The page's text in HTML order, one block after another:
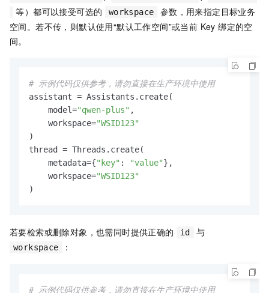
等）都可以接受可选的 workspace
参数，用来指定目标业务
空间。若不传，则默认使用“默认工作空间”或当前 Key 绑定的空
间。
# 示例代码仅供参考，请勿直接在生产环境中使用
assistant = Assistants.create(
    model=
"qwen-plus" ,
    workspace=
"WSID123"
)
thread = Threads.create(
    metadata={
"key" : "value"},
    workspace=
"WSID123"
)
若要检索或删除对象，也需同时提供正确的 id 与
workspace ：
# 示例代码仅供参考，请勿直接在生产环境中使用